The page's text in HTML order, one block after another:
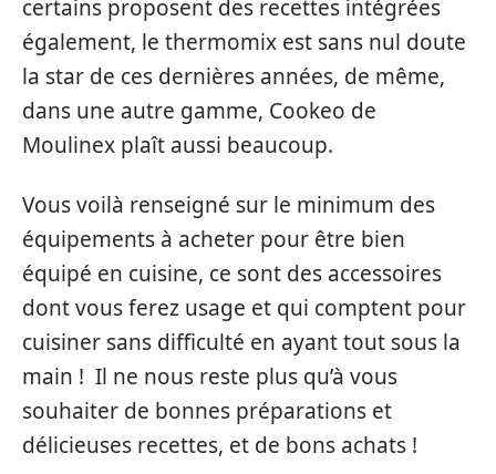
certains proposent des recettes intégrées
également, le thermomix est sans nul doute
la star de ces dernières années, de même,
dans une autre gamme, Cookeo de
Moulinex plaît aussi beaucoup.
Vous voilà renseigné sur le minimum des
équipements à acheter pour être bien
équipé en cuisine, ce sont des accessoires
dont vous ferez usage et qui comptent pour
cuisiner sans difficulté en ayant tout sous la
main ! Il ne nous reste plus qu’à vous
souhaiter de bonnes préparations et
délicieuses recettes, et de bons achats !